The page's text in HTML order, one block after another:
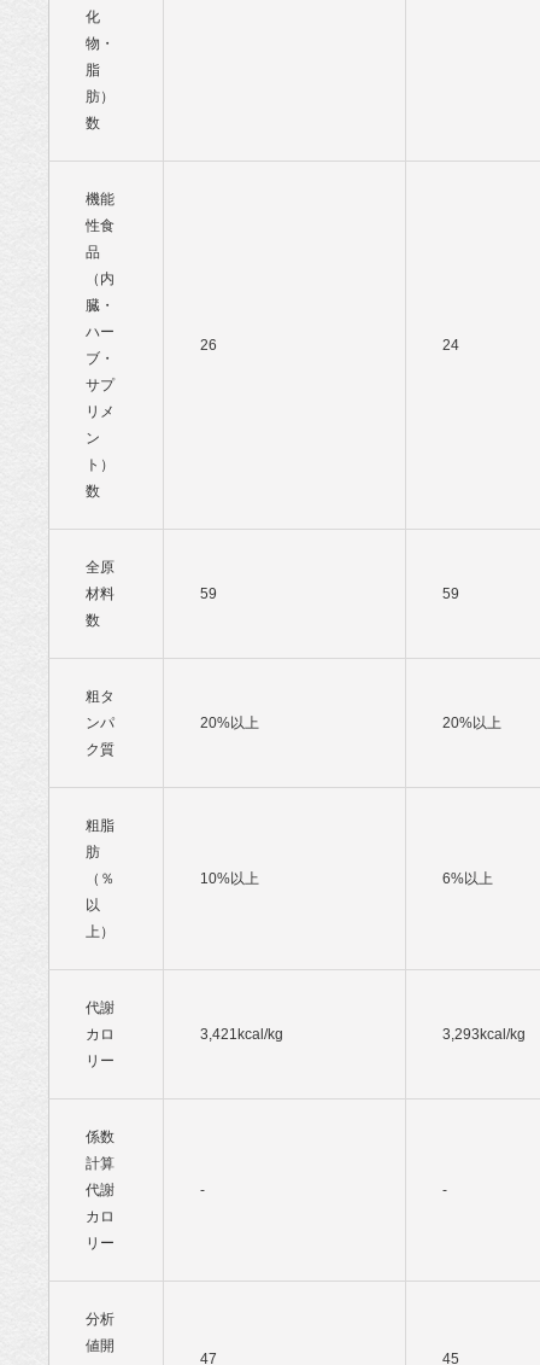
化
物・
脂
肪）
数
機能
性食
品
（内
臓・
ハー
ブ・
サプ
リメ
ン
ト）
数
26 24
全原
材料
数
59 59
粗タ
ンパ
ク質
20%以上 20%以上
粗脂
肪
（％
以
上）
10%以上 6%以上
代謝
カロ
リー
3,421kcal/kg 3,293kcal/kg
係数
計算
代謝
カロ
リー
- -
分析
値開
47 45